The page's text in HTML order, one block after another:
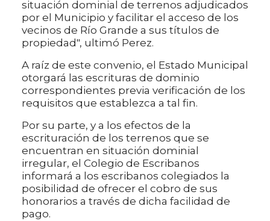
situación dominial de terrenos adjudicados
por el Municipio y facilitar el acceso de los
vecinos de Río Grande a sus títulos de
propiedad", ultimó Perez.
A raíz de este convenio, el Estado Municipal
otorgará las escrituras de dominio
correspondientes previa verificación de los
requisitos que establezca a tal fin.
Por su parte, y a los efectos de la
escrituración de los terrenos que se
encuentran en situación dominial
irregular, el Colegio de Escribanos
informará a los escribanos colegiados la
posibilidad de ofrecer el cobro de sus
honorarios a través de dicha facilidad de
pago.